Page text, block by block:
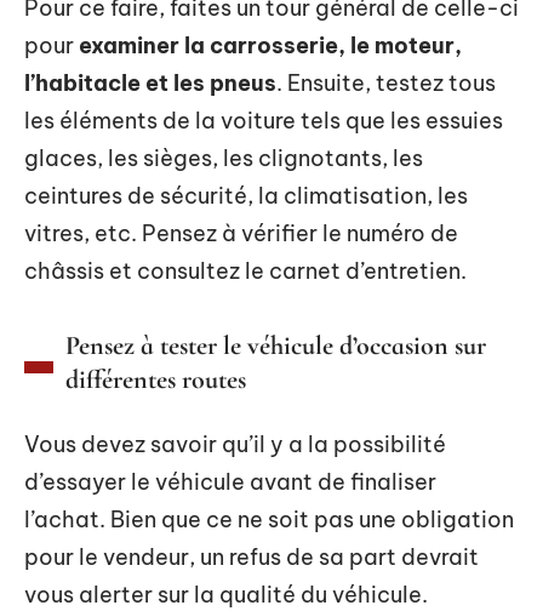
Pour ce faire, faites un tour général de celle-ci
pour examiner la carrosserie, le moteur,
l’habitacle et les pneus. Ensuite, testez tous
les éléments de la voiture tels que les essuies
glaces, les sièges, les clignotants, les
ceintures de sécurité, la climatisation, les
vitres, etc. Pensez à vérifier le numéro de
châssis et consultez le carnet d’entretien.
Pensez à tester le véhicule d’occasion sur
différentes routes
Vous devez savoir qu’il y a la possibilité
d’essayer le véhicule avant de finaliser
l’achat. Bien que ce ne soit pas une obligation
pour le vendeur, un refus de sa part devrait
vous alerter sur la qualité du véhicule.